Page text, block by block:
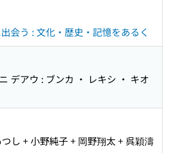
会う : 文化・歴史・記憶をあるく
デアウ : ブンカ ・ レキシ ・ キオ
し + 小野純子 + 岡野翔太 + 呉穎濤